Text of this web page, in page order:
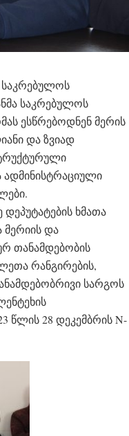
საკრებულოს
საკრებულოს
ესწრებოდნენ მერის
და ზვიად
ხმათა
და
თანამდებობის
რანგირების,
სარგოს
წლის 28 დეკემბრის N-